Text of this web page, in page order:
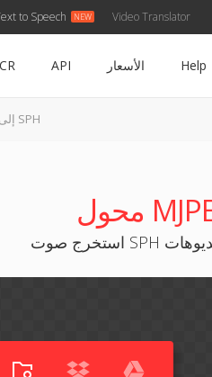
to Speech Video Translator
API الأسعار Help
MJPEG إلى SPH